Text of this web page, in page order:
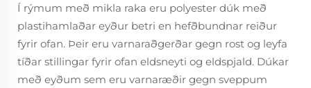
Í rýmum með mikla raka eru polyester dúk með
plastihamlaðar eyður betri en hefðbundnar reiður
fyrir ofan. Þeir eru varnaraðgerðar gegn rost og leyfa
tíðar stillingar fyrir ofan eldsneyti og eldspjald. Dúkar
með eyðum sem eru varnaræðir gegn sveppum